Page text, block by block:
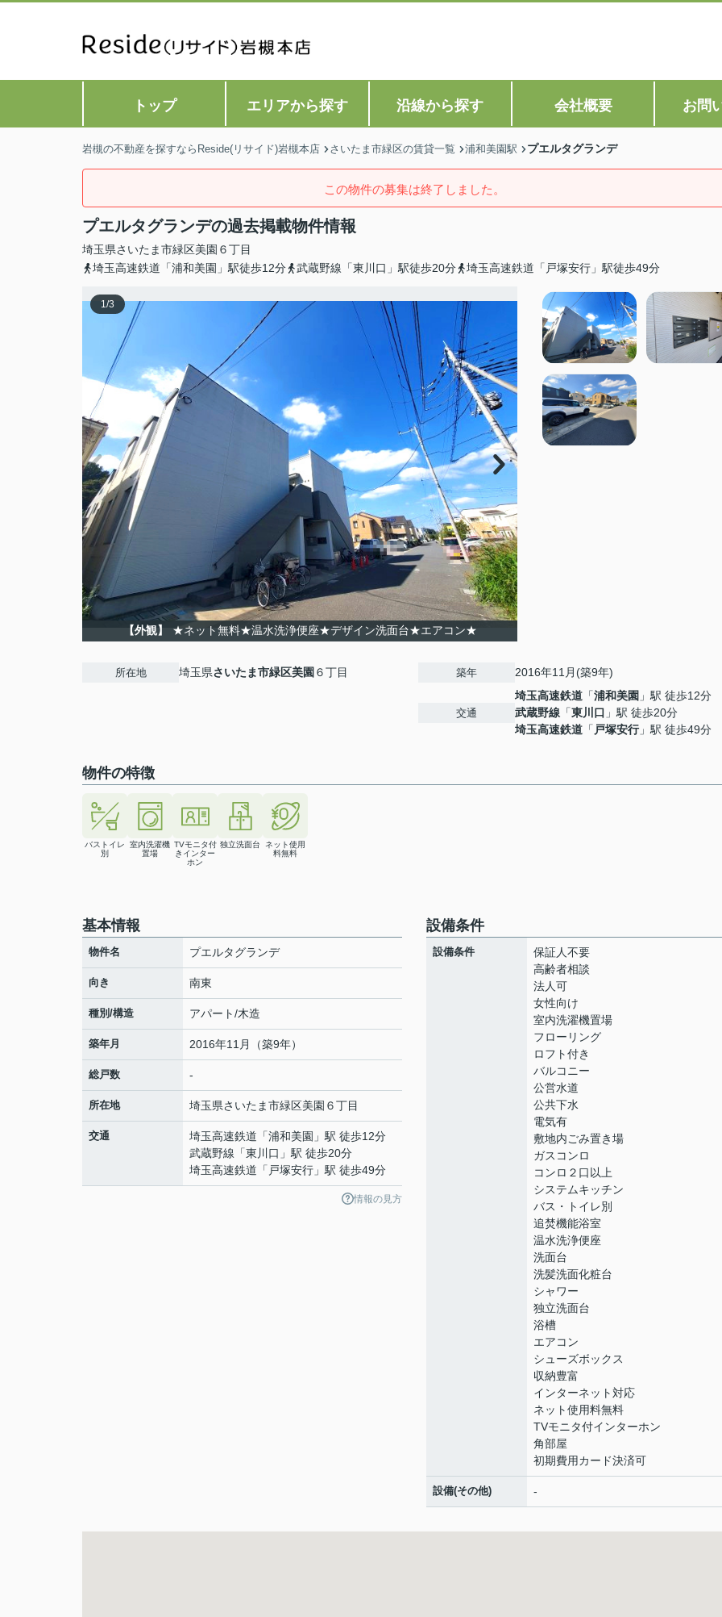
トップ エリアから探す 沿線から探す 会社概要 お問
岩槻の不動産を探すならReside(リサイド)岩槻本店 さいたま市緑区の賃貸一覧 浦和美園駅 プエルタグランデ
この物件の募集は終了しました。
プエルタグランデの過去掲載物件情報
埼玉県さいたま市緑区美園 ６丁目
埼玉高速鉄道「浦和美園」駅徒歩12分
武蔵野線「東川口」駅徒歩20分 埼玉高速鉄道「戸塚安行」駅徒歩49分
1/3
【外観】 ★ネット無料★温水洗浄便座★デザイン洗面台★エアコン★
所在地 埼玉県さいたま市緑区美園 ６丁目 築年 2016年11月(築9年)
交通
埼玉高速鉄道 「浦和美園 」駅 徒歩12分
武蔵野線 「東川口 」駅 徒歩20分
埼玉高速鉄道 「 戸塚安行」駅 徒歩49分
物件の特徴
バストイレ
別
室内洗濯機
置場
TVモニタ付
きインター
ホン
独立洗面台
ネット使用
料無料
基本情報
物件名 プエルタグランデ
向き 南東
種別/構造 アパート/木造
築年月 2016年11月（築9年）
総戸数 -
所在地 埼玉県さいたま市緑区美園 ６丁目
交通 埼玉高速鉄道 「浦和美園 」駅 徒歩12分
武蔵野線 「東川口 」駅 徒歩20分
埼玉高速鉄道 「 戸塚安行 」駅 徒歩49分
情報の見方
設備条件
設備条件
保証人不要
高齢者相談
法人可
女性向け
室内洗濯機置場
フローリング
ロフト付き
バルコニー
公営水道
公共下水
電気有
敷地内ごみ置き場
ガスコンロ
コンロ２口以上
システムキッチン
バス・トイレ別
追焚機能浴室
温水洗浄便座
洗面台
洗髪洗面化粧台
シャワー
独立洗面台
浴槽
エアコン
シューズボックス
収納豊富
インターネット対応
ネット使用料無料
TVモニタ付インターホン
角部屋
初期費用カード決済可
設備(その他) -